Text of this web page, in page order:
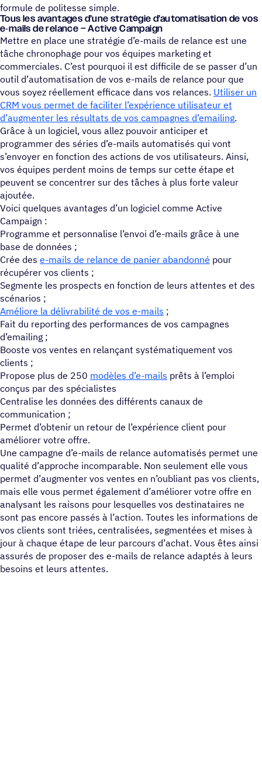
formule de politesse simple.
Tous les avan­tages d’une stra­té­gie d’automatisation de vos
e‑mails de relance – Active Campaign
Mettre en place une stratégie d’e-mails de relance est une
tâche chronophage pour vos équipes marketing et
commerciales. C’est pourquoi il est difficile de se passer d’un
outil d’automatisation de vos e-mails de relance pour que
vous soyez réellement efficace dans vos relances. Utiliser un
CRM vous permet de faciliter l’expérience utilisateur et
d’augmenter les résultats de vos campagnes d’emailing.
Grâce à un logiciel, vous allez pouvoir anticiper et
programmer des séries d’e-mails automatisés qui vont
s’envoyer en fonction des actions de vos utilisateurs. Ainsi,
vos équipes perdent moins de temps sur cette étape et
peuvent se concentrer sur des tâches à plus forte valeur
ajoutée.
Voici quelques avantages d’un logiciel comme Active
Campaign :
Programme et personnalise l’envoi d’e-mails grâce à une
base de données ;
Crée des e-mails de relance de panier abandonné pour
récupérer vos clients ;
Segmente les prospects en fonction de leurs attentes et des
scénarios ;
Améliore la délivrabilité de vos e-mails ;
Fait du reporting des performances de vos campagnes
d’emailing ;
Booste vos ventes en relançant systématiquement vos
clients ;
Propose plus de 250 modèles d’e-mails prêts à l’emploi
conçus par des spécialistes
Centralise les données des différents canaux de
communication ;
Permet d’obtenir un retour de l’expérience client pour
améliorer votre offre.
Une campagne d’e-mails de relance automatisés permet une
qualité d’approche incomparable. Non seulement elle vous
permet d’augmenter vos ventes en n’oubliant pas vos clients,
mais elle vous permet également d’améliorer votre offre en
analysant les raisons pour lesquelles vos destinataires ne
sont pas encore passés à l’action. Toutes les informations de
vos clients sont triées, centralisées, segmentées et mises à
jour à chaque étape de leur parcours d’achat. Vous êtes ainsi
assurés de proposer des e-mails de relance adaptés à leurs
besoins et leurs attentes.